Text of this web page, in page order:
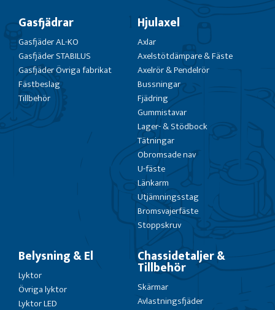
Gasfjädrar
Gasfjäder AL-KO
Gasfjäder STABILUS
Gasfjäder Övriga fabrikat
Fästbeslag
Tillbehör
Hjulaxel
Axlar
Axelstötdämpare & Fäste
Axelrör & Pendelrör
Bussningar
Fjädring
Gummistavar
Lager- & Stödbock
Tätningar
Obromsade nav
U-fäste
Länkarm
Utjämningsstag
Bromsvajerfäste
Stoppskruv
Belysning & El
Lyktor
Övriga lyktor
Lyktor LED
Chassidetaljer &
Tillbehör
Skärmar
Avlastningsfjäder